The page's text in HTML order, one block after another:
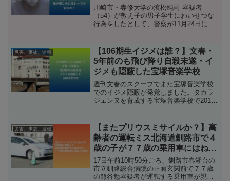
家族は？愛が憎しみに変わっての
犯行か？
川崎市・専修大学の濱松純司 容疑者
（54）が教え子の男子学生にわいせつな
行為をしたとして、警察が11月24日に逮
れ、川崎市多摩区にある専修大学のキャ
ンパス内で、教え子の男子学生の下半身
を触るなどした容疑です。濱松純司容疑
者の・経歴・家族、そしてなぜ同性の男
子学生に対して脅迫も含めた不同意わい
せつに至ったのかについて調べてみまし
た。
災害、事故、速報
【106期生イジメは誰？】文春・
5年前のも飛び降り自殺未遂・イ
ジメも隠蔽した宝塚音楽学校
週刊文春のスクープでまた宝塚音楽学校
でのイジメ隠蔽が発覚しました。タカラ
ジェンヌを育成する宝塚音楽学校で2018
ラブル対応は現在宝塚歌劇団の理事長を
務める木場健之氏だったというのです。
ニュースに対する声とともにいじめたの
は誰か？被害者は？調査してみました。
災害、事故、速報
【またプリウスミサイルか？】高
齢者の運転ミス北海道釧路市で４
歳の子が７７歳の乗用車にはねら
れ死亡
17日午前10時50分ごろ、釧路市春湖台の
市立釧路総合病院の正面玄関前で７７歳
の熊谷勉容疑者が運転する乗用車が親子